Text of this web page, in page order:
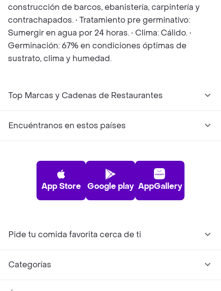
construcción de barcos, ebanistería, carpintería y
contrachapados. • Tratamiento pre germinativo:
Sumergir en agua por 24 horas. • Clima: Cálido. •
Germinación: 67% en condiciones óptimas de
sustrato, clima y humedad.
Top Marcas y Cadenas de Restaurantes
Encuéntranos en estos países
App Store Google play AppGallery
Pide tu comida favorita cerca de ti
Categorías